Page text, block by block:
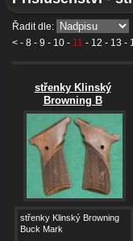
Řadit dle:
< - 8 - 9 - 10 - 11 - 12 - 13 -
střenky Klinský
Browning B
střenky Klinský Browning
Buck Mark